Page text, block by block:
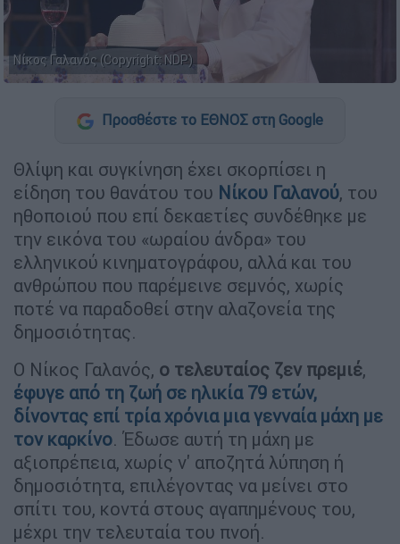
Νίκος Γαλανός (Copyright: NDP)
Προσθέστε το ΕΘΝΟΣ στη Google
Θλίψη και συγκίνηση έχει σκορπίσει η
είδηση του θανάτου του Νίκου Γαλανού, του
ηθοποιού που επί δεκαετίες συνδέθηκε με
την εικόνα του «ωραίου άνδρα» του
ελληνικού κινηματογράφου, αλλά και του
ανθρώπου που παρέμεινε σεμνός, χωρίς
ποτέ να παραδοθεί στην αλαζονεία της
δημοσιότητας.
Ο Νίκος Γαλανός, ο τελευταίος ζεν πρεμιέ,
έφυγε από τη ζωή σε ηλικία 79 ετών,
δίνοντας επί τρία χρόνια μια γενναία μάχη με
τον καρκίνο. Έδωσε αυτή τη μάχη με
αξιοπρέπεια, χωρίς ν' αποζητά λύπηση ή
δημοσιότητα, επιλέγοντας να μείνει στο
σπίτι του, κοντά στους αγαπημένους του,
μέχρι την τελευταία του πνοή.